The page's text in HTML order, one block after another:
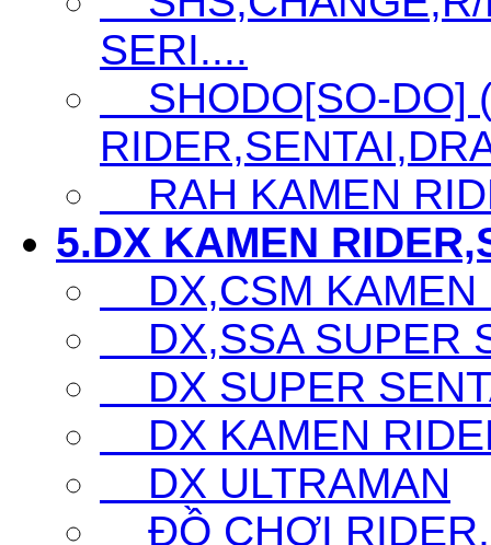
SERI....
SHODO[SO-DO]
RAH KAMEN
5.DX KAMEN
DX,CSM KAMEN
DX,SSA SUPER
DX SUPER
DX KAMEN
DX ULTRAMAN
ĐỒ CHƠI